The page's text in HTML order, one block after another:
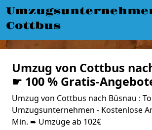
Cottbus
Umzug von Cottbus
☛ 100 % Gratis-
Umzug von Cottbus nach Büsnau :
Umzugsunternehmen - Kostenlose
Min. ➨ Umzüge ab 102€